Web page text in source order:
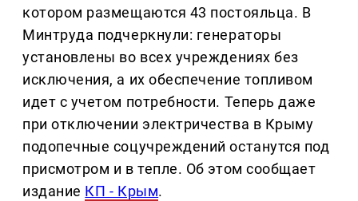
котором размещаются 43 постояльца. В
Минтруда подчеркнули: генераторы
установлены во всех учреждениях без
исключения, а их обеспечение топливом
идет с учетом потребности. Теперь даже
при отключении электричества в Крыму
подопечные соцучреждений останутся под
присмотром и в тепле. Об этом сообщает
издание КП - Крым.